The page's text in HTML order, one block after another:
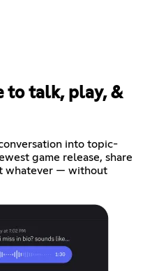
to talk, play, &
into topic-
game release, share
whatever — without